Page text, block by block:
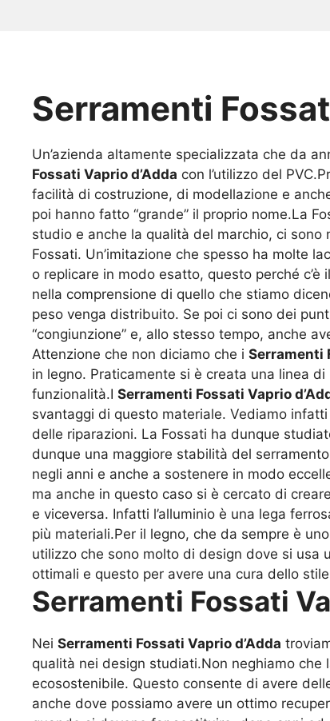
Serramenti
Un’azienda altamente specializzata che da
Fossati Vaprio d’Adda con l’utilizzo del
facilità di costruzione, di modellazione e
poi hanno fatto “grande” il proprio nome.La
studio e anche la qualità del marchio, ci
Fossati. Un’imitazione che spesso ha molte
o replicare in modo esatto, questo perché
nella comprensione di quello che stiamo
peso venga distribuito. Se poi ci sono dei
“congiunzione” e, allo stesso tempo, anche
Attenzione che non diciamo che i Serramenti
in legno. Praticamente si è creata una linea
funzionalità.I Serramenti Fossati Vaprio
svantaggi di questo materiale. Vediamo
delle riparazioni. La Fossati ha dunque
dunque una maggiore stabilità del
negli anni e anche a sostenere in modo
ma anche in questo caso si è cercato di
e viceversa. Infatti l’alluminio è una lega
più materiali.Per il legno, che da sempre è
utilizzo che sono molto di design dove si usa
ottimali e questo per avere una cura dello
Serramenti Fossati
Nei Serramenti Fossati Vaprio d’Adda
qualità nei design studiati.Non neghiamo
ecosostenibile. Questo consente di avere
anche dove possiamo avere un ottimo